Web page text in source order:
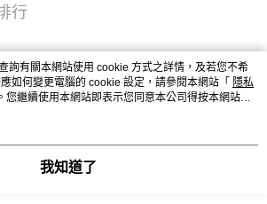
行
詢有關本網站使用 cookie 方式之詳情，及若您不希
如何變更電腦的 cookie 設定，請參閱本網站「 隱私
您繼續使用本網站即表示您同意本公司得按本網站使
cookie。
我知道了